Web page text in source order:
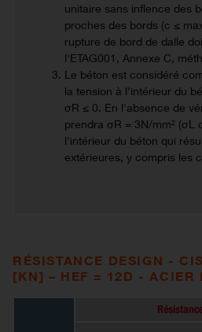
unitaire sans inflence des
proches des bords (c ≤
rupture de bord de dalle
l'ETAG001, Annexe C,
Le béton est considéré
la tension à l'intérieur du
σR ≤ 0. En l'absence de
prendra σR = 3N/mm² (σL
l'intérieur du béton qui
extérieures, y compris les
RÉSISTANCE DESIGN -
[KN] – HEF = 12D - ACIER